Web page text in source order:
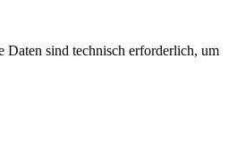
sind technisch erforderlich, um